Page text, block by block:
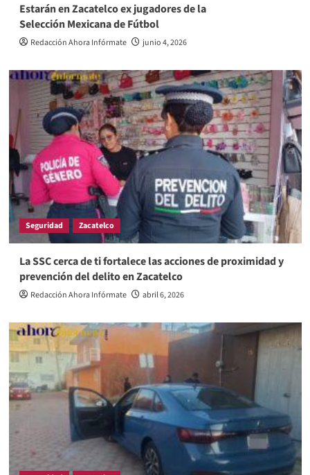
Estarán en Zacatelco ex jugadores de la
Selección Mexicana de Fútbol
Redacción Ahora Infórmate junio 4, 2026
Seguridad Zacatelco
La SSC cerca de ti fortalece las acciones de proximidad y
prevención del delito en Zacatelco
Redacción Ahora Infórmate abril 6, 2026